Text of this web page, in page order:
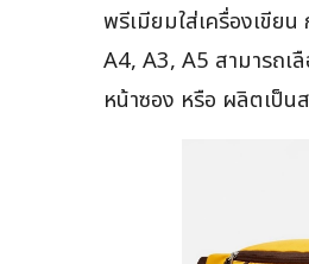
พรีเมียมใส่เครื่องเขีย
A4, A3, A5 สามารถเ
หน้าซอง หรือ ผลิตเป็น